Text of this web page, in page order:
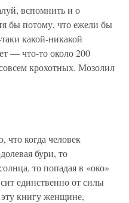
вспомнить и о
бы потому, что ежели бы
какой-никакой
— что-то около 200
крохотных. Мозолил
когда человек
бури, то
то попадая в «око»
единственно от силы
книгу женщине,